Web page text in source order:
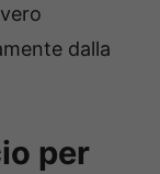
dalla
per